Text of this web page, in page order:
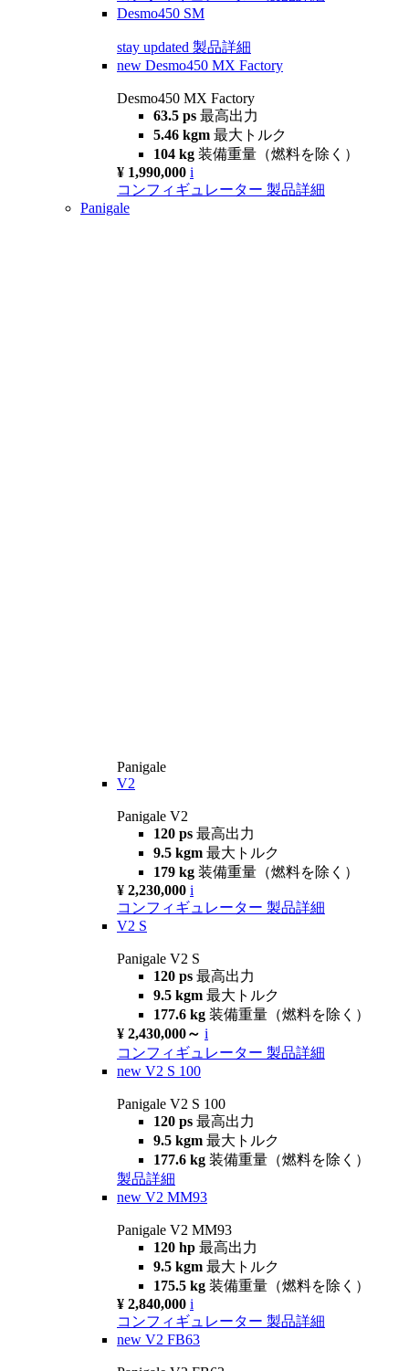
Desmo450 SM
stay updated 製品詳細
new Desmo450 MX Factory
Desmo450 MX Factory
63.5 ps 最高出力
5.46 kgm 最大トルク
104 kg 装備重量（燃料を除く）
¥ 1,990,000 i
コンフィギュレーター 製品詳細
Panigale
Panigale
V2
Panigale V2
120 ps 最高出力
9.5 kgm 最大トルク
179 kg 装備重量（燃料を除く）
¥ 2,230,000 i
コンフィギュレーター 製品詳細
V2 S
Panigale V2 S
120 ps 最高出力
9.5 kgm 最大トルク
177.6 kg 装備重量（燃料を除く）
¥ 2,430,000～ i
コンフィギュレーター 製品詳細
new V2 S 100
Panigale V2 S 100
120 ps 最高出力
9.5 kgm 最大トルク
177.6 kg 装備重量（燃料を除く）
製品詳細
new V2 MM93
Panigale V2 MM93
120 hp 最高出力
9.5 kgm 最大トルク
175.5 kg 装備重量（燃料を除く）
¥ 2,840,000 i
コンフィギュレーター 製品詳細
new V2 FB63